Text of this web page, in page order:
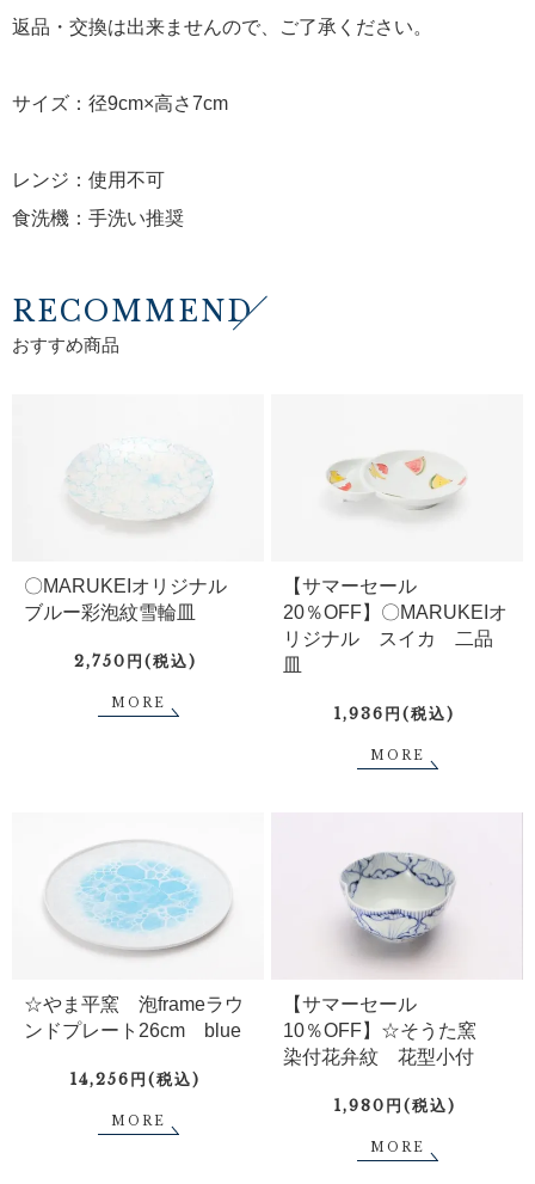
返品・交換は出来ませんので、ご了承ください。
サイズ：径9cm×高さ7cm
レンジ：使用不可
食洗機：手洗い推奨
RECOMMEND
おすすめ商品
〇MARUKEIオリジナル
ブルー彩泡紋雪輪皿
2,750円(税込)
MORE
【サマーセール
20％OFF】〇MARUKEIオ
リジナル スイカ 二品
皿
1,936円(税込)
MORE
☆やま平窯 泡frameラウ
ンドプレート26cm blue
14,256円(税込)
MORE
【サマーセール
10％OFF】☆そうた窯
染付花弁紋 花型小付
1,980円(税込)
MORE